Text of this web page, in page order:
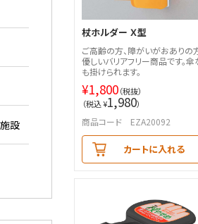
設
杖ホルダー Ｘ型
ご高齢の方、障がいがおありの
優しいバリアフリー商品です。傘
も掛けられます。
¥1,800（税抜）
（税込 ¥1,980）
商品コード EZA20092
カートに入れる